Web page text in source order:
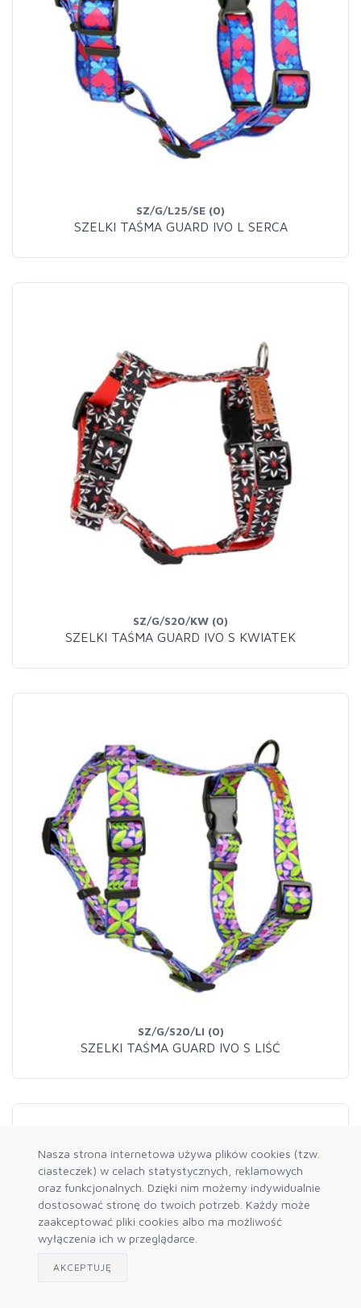
Nasza strona internetowa używa plików cookies (tzw.
ciasteczek) w celach statystycznych, reklamowych
oraz funkcjonalnych. Dzięki nim możemy indywidualnie
dostosować stronę do twoich potrzeb. Każdy może
zaakceptować pliki cookies albo ma możliwość
wyłączenia ich w przeglądarce.
AKCEPTUJĘ
SZ/G/L25/SE (0)
SZELKI TAŚMA GUARD IVO L SERCA
SZ/G/S20/KW (0)
SZELKI TAŚMA GUARD IVO S KWIATEK
SZ/G/S20/LI (0)
SZELKI TAŚMA GUARD IVO S LIŚĆ